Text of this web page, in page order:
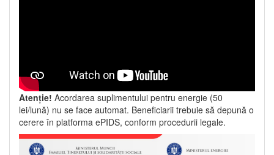
Atenție! Acordarea suplimentului pentru energie (50
lei/lună) nu se face automat. Beneficiarii trebuie să depună o
cerere în platforma ePIDS, conform procedurii legale.